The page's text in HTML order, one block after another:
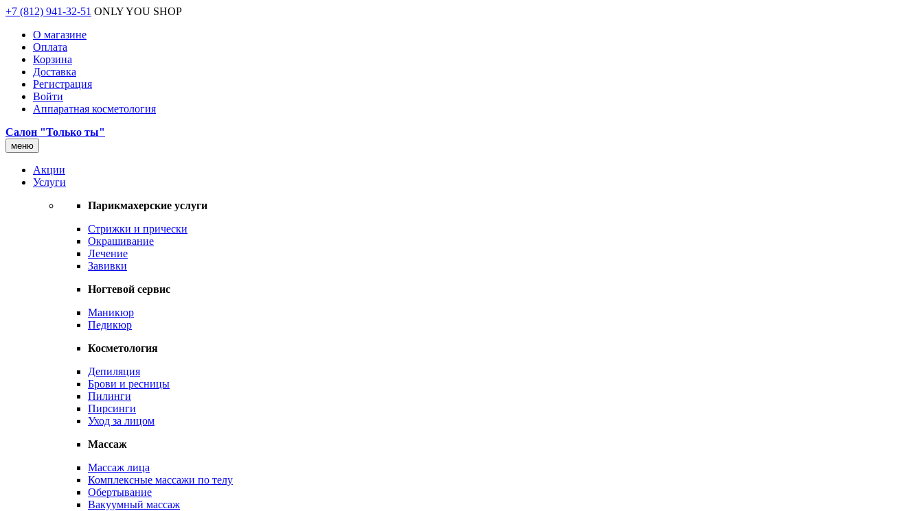
+7 (812) 941-32-51 ONLY YOU SHOP
О магазине
Оплата
Корзина
Доставка
Регистрация
Войти
Аппаратная косметология
Салон "Только ты"
меню
Акции
Услуги
Парикмахерские услуги
Стрижки и прически
Окрашивание
Лечение
Завивки
Ногтевой сервис
Маникюр
Педикюр
Косметология
Депиляция
Брови и ресницы
Пилинги
Пирсинги
Уход за лицом
Массаж
Массаж лица
Комплексные массажи по телу
Обертывание
Вакуумный массаж